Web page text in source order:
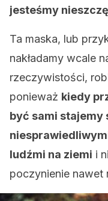
jesteśmy
Ta maska, lub
nakładamy wcale
rzeczywistości,
ponieważ kiedy
być sami stajemy
ludźmi na ziemi i
poczynienie nawet